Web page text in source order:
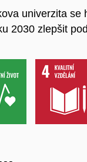
univerzita se
2030 zlepšit